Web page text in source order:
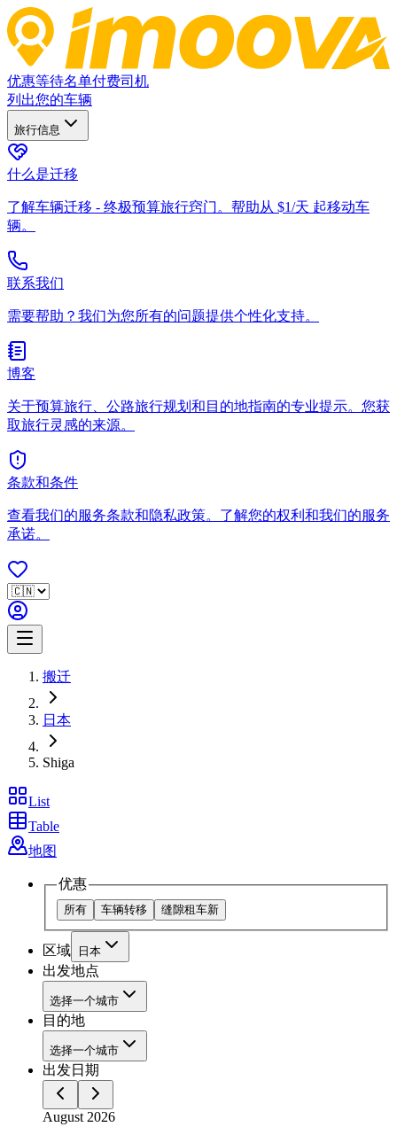
优惠等待名单付费司机
列出您的车辆
旅行信息
什么是迁移
了解车辆迁移 - 终极预算旅行窍门。帮助从 $1/天 起移动车
辆。
联系我们
需要帮助？我们为您所有的问题提供个性化支持。
博客
关于预算旅行、公路旅行规划和目的地指南的专业提示。您获
取旅行灵感的来源。
条款和条件
查看我们的服务条款和隐私政策。了解您的权利和我们的服务
承诺。
搬迁
日本
Shiga
List
Table
地图
优惠
所有 车辆转移 缝隙租车新
区域 日本
出发地点
选择一个城市
目的地
选择一个城市
出发日期
August 2026